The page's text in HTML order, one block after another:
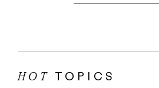
HOT TOPICS